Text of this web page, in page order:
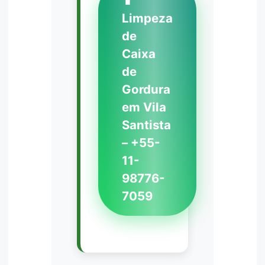
Limpeza
de
Caixa
de
Gordura
em Vila
Santista
– +55-
11-
98776-
7059